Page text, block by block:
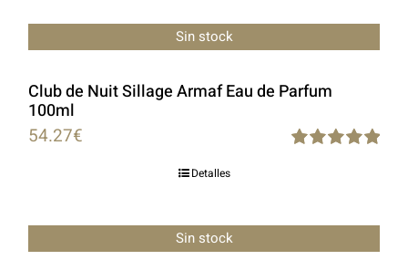
Sin stock
Club de Nuit Sillage Armaf Eau de Parfum
100ml
54.27€
Detalles
Sin stock